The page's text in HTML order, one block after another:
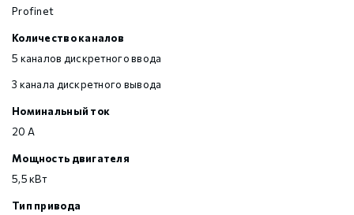
Profinet
Количество каналов
5 каналов дискретного ввода
3 канала дискретного вывода
Номинальный ток
20 А
Мощность двигателя
5,5 кВт
Тип привода